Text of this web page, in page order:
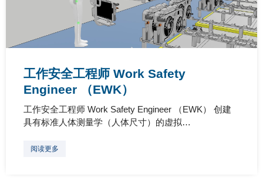
工作安全工程师 Work Safety
Engineer （EWK）
工作安全工程师 Work Safety Engineer （EWK） 创建
具有标准人体测量学（人体尺寸）的虚拟…
阅读更多